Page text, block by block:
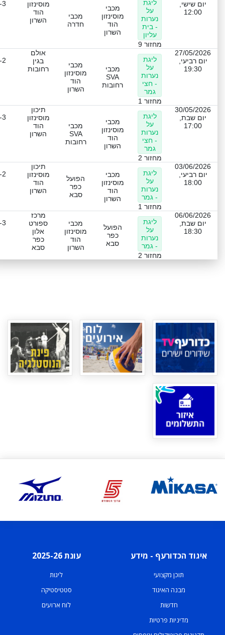
יום שישי,
12:00
ליגת
על
נערות
- בית
עליון
מחזור 9
מכבי
מוסינזון
הוד
השרון
מכבי
חדרה
מוסינזון
הוד
השרון
3
27/05/2026
יום רביעי,
19:30
ליגת
על
נערות
- חצי
גמר
מחזור 1
מכבי
SVA
רחובות
מכבי
מוסינזון
הוד
השרון
אולם
בגין
רחובות
2
30/05/2026
יום שבת,
17:00
ליגת
על
נערות
- חצי
גמר
מחזור 2
מכבי
מוסינזון
הוד
השרון
מכבי
SVA
רחובות
תיכון
מוסינזון
הוד
השרון
3
03/06/2026
יום רביעי,
18:00
ליגת
על
נערות
- גמר
מחזור 1
מכבי
מוסינזון
הוד
השרון
הפועל
כפר
סבא
תיכון
מוסינזון
הוד
השרון
2
06/06/2026
יום שבת,
18:30
ליגת
על
נערות
- גמר
מחזור 2
הפועל
כפר
סבא
מכבי
מוסינזון
הוד
השרון
מרכז
ספורט
אלון
כפר
סבא
3
איגוד הכדורעף - מידע
תוכן מקצועי
מבנה האיגוד
חדשות
מדיניות פרטיות
עונת 2025-26
ליגות
סטטיסטיקה
לוח ארועים